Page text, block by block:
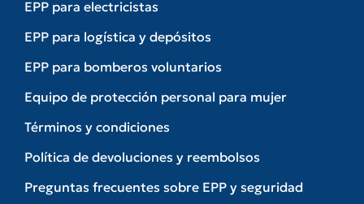
EPP para electricistas
EPP para logística y depósitos
EPP para bomberos voluntarios
Equipo de protección personal para mujer
Términos y condiciones
Política de devoluciones y reembolsos
Preguntas frecuentes sobre EPP y seguridad